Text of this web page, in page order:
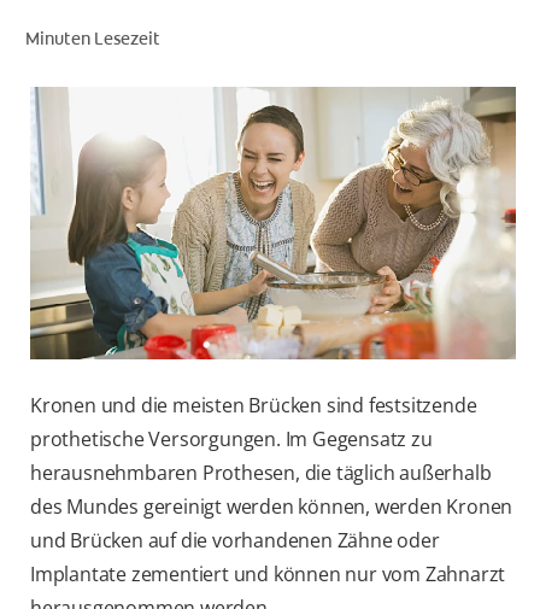
FÜR FACHKREISE
COLGATE® MARKENSHOP
AT (DE)
Minuten Lesezeit
Kronen und die meisten Brücken sind festsitzende
prothetische Versorgungen. Im Gegensatz zu
herausnehmbaren Prothesen, die täglich außerhalb
des Mundes gereinigt werden können, werden Kronen
und Brücken auf die vorhandenen Zähne oder
Implantate zementiert und können nur vom Zahnarzt